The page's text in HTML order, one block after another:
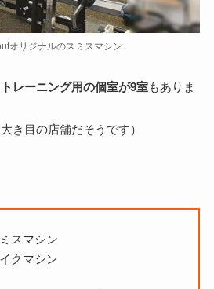
オリジナルのスミスマシン
トレーニング用の個室が9室もありま
き目の店舗だそうです）
スマシン
クマシン